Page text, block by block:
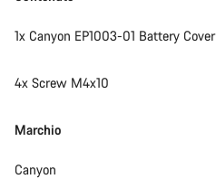
1x Canyon EP1003-01 Battery Cover
4x Screw M4x10
Marchio
Canyon